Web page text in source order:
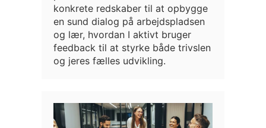
konkrete redskaber til at opbygge
en sund dialog på arbejdspladsen
og lær, hvordan I aktivt bruger
feedback til at styrke både trivslen
og jeres fælles udvikling.